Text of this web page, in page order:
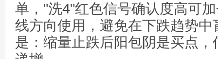
单，"洗4"红色信号确认度高可
线方向使用，避免在下跌趋势
是：缩量止跌后阳包阴是买点